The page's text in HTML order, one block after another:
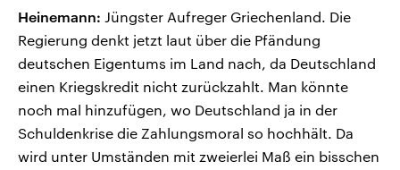
Heinemann: Jüngster Aufreger Griechenland. Die
Regierung denkt jetzt laut über die Pfändung
deutschen Eigentums im Land nach, da Deutschland
einen Kriegskredit nicht zurückzahlt. Man könnte
noch mal hinzufügen, wo Deutschland ja in der
Schuldenkrise die Zahlungsmoral so hochhält. Da
wird unter Umständen mit zweierlei Maß ein bisschen